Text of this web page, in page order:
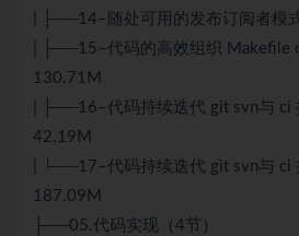
| ├──14–随处可用的发布订阅者模
| ├──15–代码的高效组织 Makefile
130.71M
| ├──16–代码持续迭代 git svn与 ci
42.19M
| └──17–代码持续迭代 git svn与 ci
187.09M
├──05.代码实现（4节）